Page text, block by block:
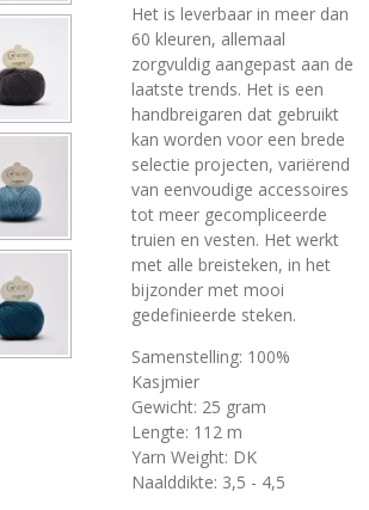
Het is leverbaar in meer dan
60 kleuren, allemaal
zorgvuldig aangepast aan de
laatste trends. Het is een
handbreigaren dat gebruikt
kan worden voor een brede
selectie projecten, variërend
van eenvoudige accessoires
tot meer gecompliceerde
truien en vesten. Het werkt
met alle breisteken, in het
bijzonder met mooi
gedefinieerde steken.
Samenstelling: 100%
Kasjmier
Gewicht: 25 gram
Lengte: 112 m
Yarn Weight: DK
Naalddikte: 3,5 - 4,5